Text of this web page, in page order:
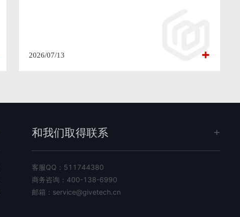
2026/07/13
和我们取得联系
客服QQ： 511744380
商务咨询： 400-138-6990
邮箱： service@givetech.cn